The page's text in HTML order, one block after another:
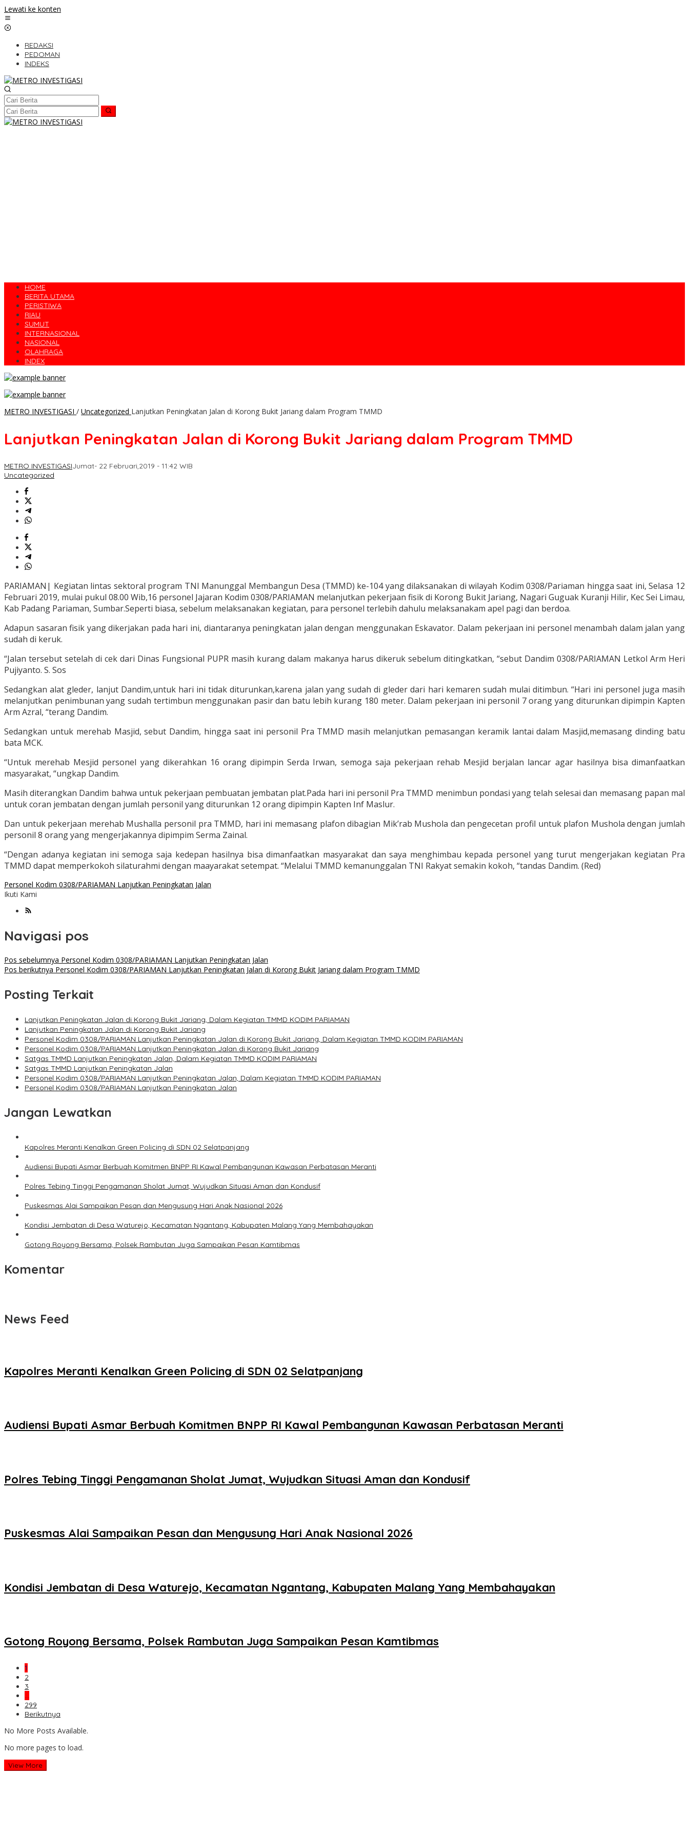
Lewati ke konten
REDAKSI
PEDOMAN
INDEKS
HOME
BERITA UTAMA
PERISTIWA
RIAU
SUMUT
INTERNASIONAL
NASIONAL
OLAHRAGA
INDEX
METRO INVESTIGASI / Uncategorized Lanjutkan Peningkatan Jalan di Korong Bukit Jariang dalam Program TMMD
Lanjutkan Peningkatan Jalan di Korong Bukit Jariang dalam Program TMMD
METRO INVESTIGASIJumat- 22 Februari,2019 - 11:42 WIB
Uncategorized
PARIAMAN| Kegiatan lintas sektoral program TNI Manunggal Membangun Desa (TMMD) ke-104 yang dilaksanakan di wilayah Kodim 0308/Pariaman hingga saat ini, Selasa 12
Februari 2019, mulai pukul 08.00 Wib,16 personel Jajaran Kodim 0308/PARIAMAN melanjutkan pekerjaan fisik di Korong Bukit Jariang, Nagari Guguak Kuranji Hilir, Kec Sei Limau,
Kab Padang Pariaman, Sumbar.Seperti biasa, sebelum melaksanakan kegiatan, para personel terlebih dahulu melaksanakam apel pagi dan berdoa.
Adapun sasaran fisik yang dikerjakan pada hari ini, diantaranya peningkatan jalan dengan menggunakan Eskavator. Dalam pekerjaan ini personel menambah dalam jalan yang
sudah di keruk.
“Jalan tersebut setelah di cek dari Dinas Fungsional PUPR masih kurang dalam makanya harus dikeruk sebelum ditingkatkan, “sebut Dandim 0308/PARIAMAN Letkol Arm Heri
Pujiyanto. S. Sos
Sedangkan alat gleder, lanjut Dandim,untuk hari ini tidak diturunkan,karena jalan yang sudah di gleder dari hari kemaren sudah mulai ditimbun. “Hari ini personel juga masih
melanjutkan penimbunan yang sudah tertimbun menggunakan pasir dan batu lebih kurang 180 meter. Dalam pekerjaan ini personil 7 orang yang diturunkan dipimpin Kapten
Arm Azral, “terang Dandim.
Sedangkan untuk merehab Masjid, sebut Dandim, hingga saat ini personil Pra TMMD masih melanjutkan pemasangan keramik lantai dalam Masjid,memasang dinding batu
bata MCK.
“Untuk merehab Mesjid personel yang dikerahkan 16 orang dipimpin Serda Irwan, semoga saja pekerjaan rehab Mesjid berjalan lancar agar hasilnya bisa dimanfaatkan
masyarakat, “ungkap Dandim.
Masih diterangkan Dandim bahwa untuk pekerjaan pembuatan jembatan plat.Pada hari ini personil Pra TMMD menimbun pondasi yang telah selesai dan memasang papan mal
untuk coran jembatan dengan jumlah personil yang diturunkan 12 orang dipimpin Kapten Inf Maslur.
Dan untuk pekerjaan merehab Mushalla personil pra TMMD, hari ini memasang plafon dibagian Mik’rab Mushola dan pengecetan profil untuk plafon Mushola dengan jumlah
personil 8 orang yang mengerjakannya dipimpim Serma Zainal.
“Dengan adanya kegiatan ini semoga saja kedepan hasilnya bisa dimanfaatkan masyarakat dan saya menghimbau kepada personel yang turut mengerjakan kegiatan Pra
TMMD dapat memperkokoh silaturahmi dengan maayarakat setempat. “Melalui TMMD kemanunggalan TNI Rakyat semakin kokoh, “tandas Dandim. (Red)
Personel Kodim 0308/PARIAMAN Lanjutkan Peningkatan Jalan
Ikuti Kami
Navigasi pos
Pos sebelumnya Personel Kodim 0308/PARIAMAN Lanjutkan Peningkatan Jalan
Pos berikutnya Personel Kodim 0308/PARIAMAN Lanjutkan Peningkatan Jalan di Korong Bukit Jariang dalam Program TMMD
Posting Terkait
Lanjutkan Peningkatan Jalan di Korong Bukit Jariang, Dalam Kegiatan TMMD KODIM PARIAMAN
Lanjutkan Peningkatan Jalan di Korong Bukit Jariang
Personel Kodim 0308/PARIAMAN Lanjutkan Peningkatan Jalan di Korong Bukit Jariang, Dalam Kegiatan TMMD KODIM PARIAMAN
Personel Kodim 0308/PARIAMAN Lanjutkan Peningkatan Jalan di Korong Bukit Jariang
Satgas TMMD Lanjutkan Peningkatan Jalan, Dalam Kegiatan TMMD KODIM PARIAMAN
Satgas TMMD Lanjutkan Peningkatan Jalan
Personel Kodim 0308/PARIAMAN Lanjutkan Peningkatan Jalan, Dalam Kegiatan TMMD KODIM PARIAMAN
Personel Kodim 0308/PARIAMAN Lanjutkan Peningkatan Jalan
Jangan Lewatkan
Kapolres Meranti Kenalkan Green Policing di SDN 02 Selatpanjang
Audiensi Bupati Asmar Berbuah Komitmen BNPP RI Kawal Pembangunan Kawasan Perbatasan Meranti
Polres Tebing Tinggi Pengamanan Sholat Jumat, Wujudkan Situasi Aman dan Kondusif
Puskesmas Alai Sampaikan Pesan dan Mengusung Hari Anak Nasional 2026
Kondisi Jembatan di Desa Waturejo, Kecamatan Ngantang, Kabupaten Malang Yang Membahayakan
Gotong Royong Bersama, Polsek Rambutan Juga Sampaikan Pesan Kamtibmas
Komentar
News Feed
Kapolres Meranti Kenalkan Green Policing di SDN 02 Selatpanjang
Audiensi Bupati Asmar Berbuah Komitmen BNPP RI Kawal Pembangunan Kawasan Perbatasan Meranti
Polres Tebing Tinggi Pengamanan Sholat Jumat, Wujudkan Situasi Aman dan Kondusif
Puskesmas Alai Sampaikan Pesan dan Mengusung Hari Anak Nasional 2026
Kondisi Jembatan di Desa Waturejo, Kecamatan Ngantang, Kabupaten Malang Yang Membahayakan
Gotong Royong Bersama, Polsek Rambutan Juga Sampaikan Pesan Kamtibmas
1
2
3
…
299
Berikutnya
No More Posts Available.
No more pages to load.
View More